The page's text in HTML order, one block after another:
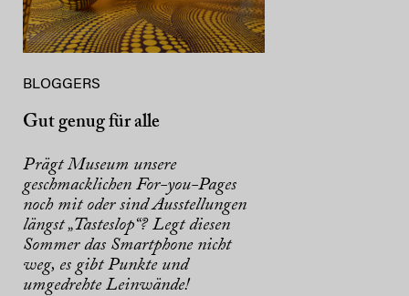
BLOGGERS
Gut genug für alle
Prägt Museum unsere
geschmacklichen For-you-Pages
noch mit oder sind Ausstellungen
längst „Tasteslop“? Legt diesen
Sommer das Smartphone nicht
weg, es gibt Punkte und
umgedrehte Leinwände!